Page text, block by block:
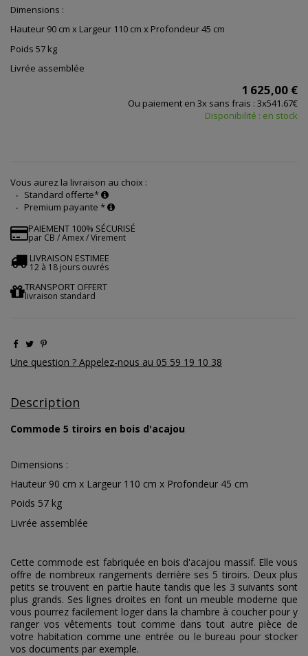
Dimensions :
Hauteur 90 cm x Largeur 110 cm x Profondeur 45 cm
Poids 57 kg
Livrée assemblée
1 625,00 €
Ou paiement en 3x sans frais : 3x541.67€
Disponibilité : en stock
Vous aurez la livraison au choix :
Standard offerte*
Premium payante *
PAIEMENT 100% SÉCURISÉ
par CB / Amex / Virement
LIVRAISON ESTIMEE
12 à 18 jours ouvrés
TRANSPORT OFFERT
livraison standard
Une question ? Appelez-nous au 05 59 19 10 38
Description
Commode 5 tiroirs en bois d'acajou
Dimensions :
Hauteur 90 cm x Largeur 110 cm x Profondeur 45 cm
Poids 57 kg
Livrée assemblée
Cette commode est fabriquée en bois d'acajou massif. Elle vous
offre de nombreux rangements derrière ses 5 tiroirs. Deux plus
petits se trouvent en partie haute tandis que les 3 suivants sont
plus grands. Ses lignes droites en font un meuble moderne que
vous pourrez facilement loger dans la chambre à coucher pour y
ranger vos vêtements tout comme dans tout autre pièce de
votre habitation comme une entrée ou le bureau pour stocker
vos documents par exemple.